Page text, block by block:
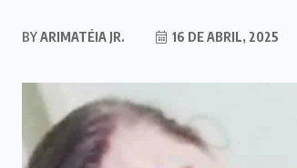
BYARIMATÉIA JR. 16 DE ABRIL, 2025